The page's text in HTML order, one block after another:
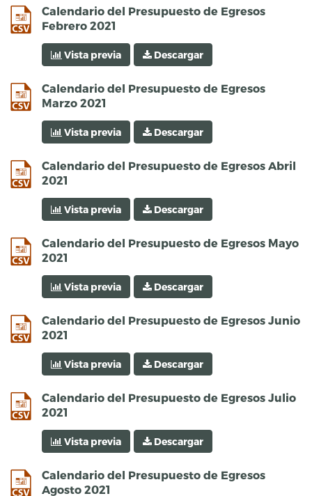
Calendario del Presupuesto de Egresos
Febrero 2021
csv
Vista previa Descargar
Calendario del Presupuesto de Egresos
Marzo 2021
csv
Vista previa Descargar
Calendario del Presupuesto de Egresos Abril
2021
csv
Vista previa Descargar
Calendario del Presupuesto de Egresos Mayo
2021
csv
Vista previa Descargar
Calendario del Presupuesto de Egresos Junio
2021
csv
Vista previa Descargar
Calendario del Presupuesto de Egresos Julio
2021
csv
Vista previa Descargar
Calendario del Presupuesto de Egresos
Agosto 2021
csv